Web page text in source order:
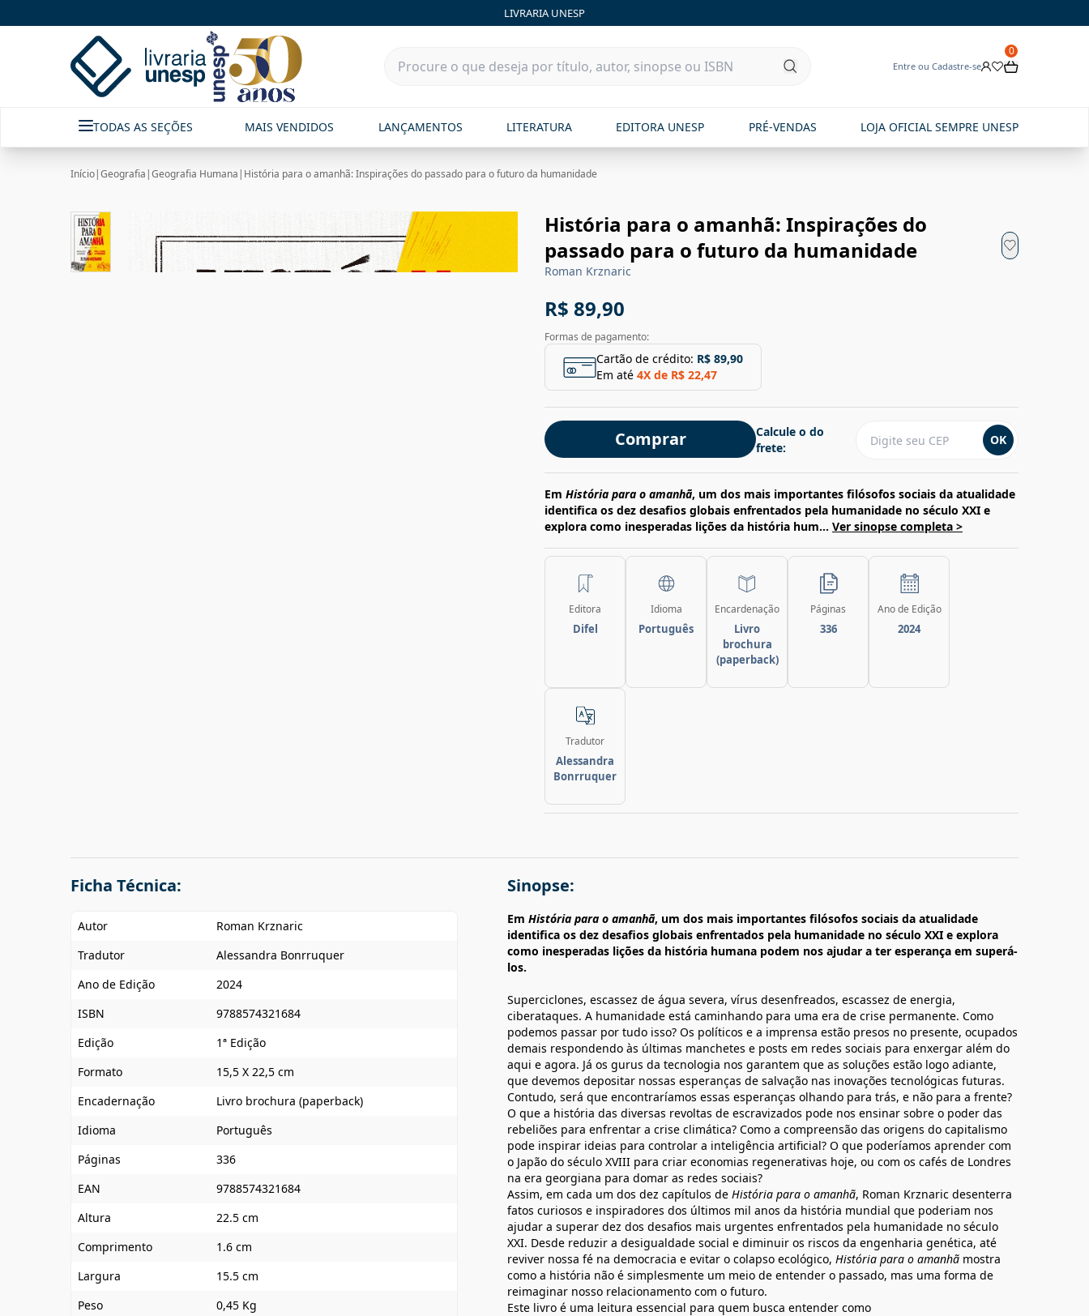
LIVRARIA UNESP
Entre ou Cadastre-se
0
TODAS AS SEÇÕES MAIS VENDIDOS LANÇAMENTOS LITERATURA EDITORA UNESP PRÉ-VENDAS LOJA OFICIAL SEMPRE UNESP
Início|Geografia |Geografia Humana | História para o amanhã: Inspirações do passado para o futuro da humanidade
História para o amanhã: Inspirações do
passado para o futuro da humanidade
Roman Krznaric
R$ 89,90
Formas de pagamento:
Cartão de crédito: R$ 89,90
Em até 4X de R$ 22,47
Comprar
Calcule o do
frete:
OK
Em História para o amanhã, um dos mais importantes filósofos sociais da atualidade
identifica os dez desafios globais enfrentados pela humanidade no século XXI e
explora como inesperadas lições da história hum... Ver sinopse completa >
Editora
Difel
Idioma
Português
Encardenação
Livro
brochura
(paperback)
Páginas
336
Ano de Edição
2024
Tradutor
Alessandra
Bonrruquer
Ficha Técnica:
Autor
Roman Krznaric
Tradutor
Alessandra Bonrruquer
Ano de Edição
2024
ISBN
9788574321684
Edição
1ª Edição
Formato
15,5 X 22,5 cm
Encadernação
Livro brochura (paperback)
Idioma
Português
Páginas
336
EAN
9788574321684
Altura
22.5 cm
Comprimento
1.6 cm
Largura
15.5 cm
Peso
0,45 Kg
Sinopse:
Em História para o amanhã, um dos mais importantes filósofos sociais da atualidade
identifica os dez desafios globais enfrentados pela humanidade no século XXI e explora
como inesperadas lições da história humana podem nos ajudar a ter esperança em superá-
los.
Superciclones, escassez de água severa, vírus desenfreados, escassez de energia,
ciberataques. A humanidade está caminhando para uma era de crise permanente. Como
podemos passar por tudo isso? Os políticos e a imprensa estão presos no presente, ocupados
demais respondendo às últimas manchetes e posts em redes sociais para enxergar além do
aqui e agora. Já os gurus da tecnologia nos garantem que as soluções estão logo adiante,
que devemos depositar nossas esperanças de salvação nas inovações tecnológicas futuras.
Contudo, será que encontraríamos essas esperanças olhando para trás, e não para a frente?
O que a história das diversas revoltas de escravizados pode nos ensinar sobre o poder das
rebeliões para enfrentar a crise climática? Como a compreensão das origens do capitalismo
pode inspirar ideias para controlar a inteligência artificial? O que poderíamos aprender com
o Japão do século XVIII para criar economias regenerativas hoje, ou com os cafés de Londres
na era georgiana para domar as redes sociais?
Assim, em cada um dos dez capítulos de História para o amanhã, Roman Krznaric desenterra
fatos curiosos e inspiradores dos últimos mil anos da história mundial que poderiam nos
ajudar a superar dez dos desafios mais urgentes enfrentados pela humanidade no século
XXI. Desde reduzir a desigualdade social e diminuir os riscos da engenharia genética, até
reviver nossa fé na democracia e evitar o colapso ecológico, História para o amanhã mostra
como a história não é simplesmente um meio de entender o passado, mas uma forma de
reimaginar nosso relacionamento com o futuro.
Este livro é uma leitura essencial para quem busca entender como